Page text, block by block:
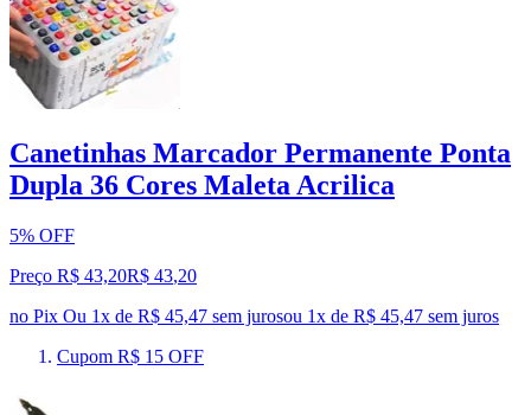
Canetinhas Marcador Permanente Ponta
Dupla 36 Cores Maleta Acrilica
5% OFF
Preço R$ 43,20R$ 43,20
no Pix Ou 1x de R$ 45,47 sem jurosou 1x de R$ 45,47 sem juros
Cupom R$ 15 OFF